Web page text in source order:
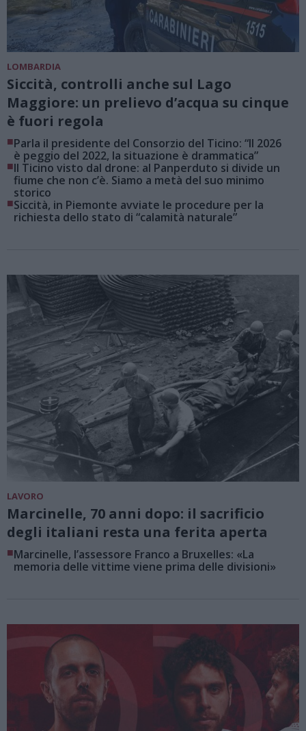
LOMBARDIA
Siccità, controlli anche sul Lago
Maggiore: un prelievo d’acqua su cinque
è fuori regola
■Parla il presidente del Consorzio del Ticino: “Il 2026
è peggio del 2022, la situazione è drammatica”
■Il Ticino visto dal drone: al Panperduto si divide un
fiume che non c’è. Siamo a metà del suo minimo
storico
■Siccità, in Piemonte avviate le procedure per la
richiesta dello stato di “calamità naturale”
LAVORO
Marcinelle, 70 anni dopo: il sacrificio
degli italiani resta una ferita aperta
■Marcinelle, l’assessore Franco a Bruxelles: «La
memoria delle vittime viene prima delle divisioni»